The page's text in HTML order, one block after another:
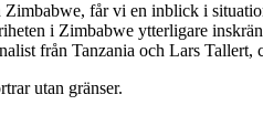
får vi en inblick i
i Zimbabwe ytterligare
från Tanzania och Lars
utan gränser.